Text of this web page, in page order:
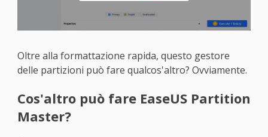
Oltre alla formattazione rapida, questo gestore
delle partizioni può fare qualcos'altro? Ovviamente.
Cos'altro può fare EaseUS Partition
Master?